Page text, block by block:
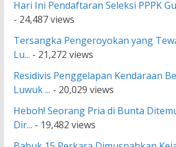
Hari Ini Pendaftaran Seleksi PPPK
- 24,487 views
Tersangka Pengeroyokan yang
Lu... - 21,272 views
Residivis Penggelapan Kendaraan
Luwuk ... - 20,029 views
Heboh! Seorang Pria di Bunta
Dir... - 19,482 views